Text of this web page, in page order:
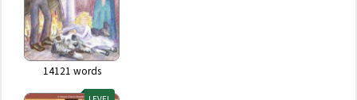
14121 words